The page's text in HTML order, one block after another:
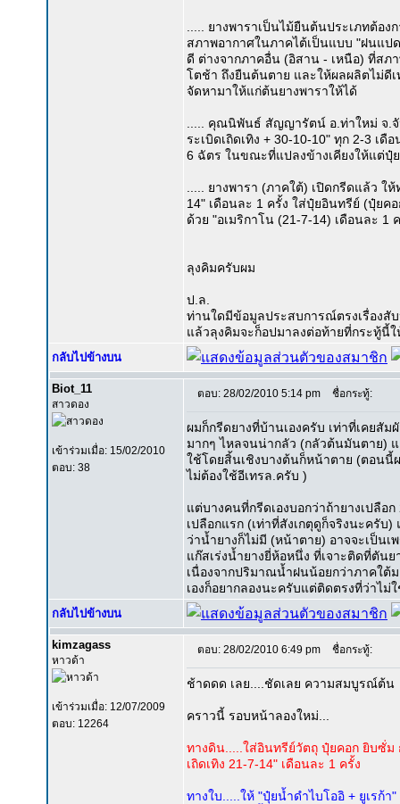
..... ยางพาราเป็นไม้ยืนต้นประเภทต้
สภาพอากาศในภาคไต้เป็นแบบ "ฝนแป
ดี ต่างจากภาคอื่น (อิสาน - เหนือ) ที่สภ
โตช้า ถึงยืนต้นตาย และให้ผลผลิตไม่ดี
จัดหามาให้แก่ต้นยางพาราให้ได้
..... คุณนิพันธ์ สัญญารัตน์ อ.ท่าใหม่ จ.
ระเบิดเถิดเทิง + 30-10-10" ทุก 2-3 เ
6 ฉัตร ในขณะที่แปลงข้างเคียงให้แต่ปุ๋
..... ยางพารา (ภาคใต้) เปิดกรีดแล้ว ใ
14" เดือนละ 1 ครั้ง ใส่ปุ๋ยอินทรีย์ (ปุ๋ยค
ด้วย "อเมริกาโน (21-7-14) เดือนละ
ลุงคิมครับผม
ป.ล.
ท่านใดมีข้อมูลประสบการณ์ตรงเรื่องสั
แล้วลุงคิมจะก็อปมาลงต่อท้ายที่กระทู้นี้
กลับไปข้างบน
Biot_11
สาวดอง
เข้าร่วมเมื่อ: 15/02/2010
ตอบ: 38
ตอบ: 28/02/2010 5:14 pm ชื่อกระทู้:
ผมก็กรีดยางที่บ้านเองครับ เท่าที่เคยสัม
มากๆ ไหลจนน่ากลัว (กลัวต้นมันตาย)
ใช้โดยสิ้นเชิงบางต้นก็หน้าตาย (ตอนนี้
ไม่ต้องใช้อีเทรล.ครับ )
แต่บางคนที่กรีดเองบอกว่าถ้ายางเปลือ
เปลือกแรก (เท่าที่สังเกตุดูก็จริงนะครับ
ว่าน้ำยางก็ไม่มี (หน้าตาย) อาจจะเป็น
แก๊สเร่งน้ำยางยี่ห้อหนึ่ง ที่เจาะติดที่ตัน
เนื่องจากปริมาณน้ำฝนน้อยกว่าภาคใต้
เองก็อยากลองนะครับแต่ติดตรงที่ว่าไม่
กลับไปข้างบน
kimzagass
หาวด้า
เข้าร่วมเมื่อ: 12/07/2009
ตอบ: 12264
ตอบ: 28/02/2010 6:49 pm ชื่อกระทู้:
ช้าดดด เลย....ชัดเลย ความสมบูรณ์ต้น
คราวนี้ รอบหน้าลองใหม่...
ทางดิน.....ใส่อินทรีย์วัตถุ ปุ๋ยคอก ยิบซั่ม
เถิดเทิง 21-7-14" เดือนละ 1 ครั้ง
ทางใบ.....ให้ "ปุ๋ยน้ำดำไบโออิ + ยูเรก้